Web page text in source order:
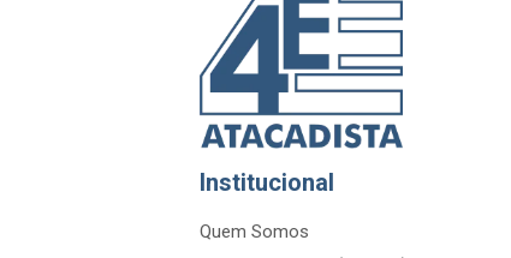
Institucional
Quem Somos